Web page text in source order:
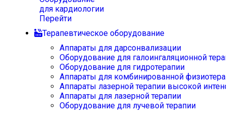
для кардиологии
Перейти
Терапевтическое оборудование
Аппараты для дарсонвализации
Оборудование для галоингаляционной
Оборудование для гидротерапии
Аппараты для комбинированной
Аппараты лазерной терапии высокой
Аппараты для лазерной терапии
Оборудование для лучевой терапии